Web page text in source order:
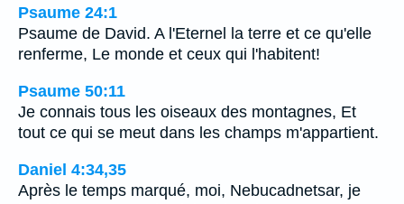
Psaume 24:1
Psaume de David. A l'Eternel la terre et ce qu'elle
renferme, Le monde et ceux qui l'habitent!
Psaume 50:11
Je connais tous les oiseaux des montagnes, Et
tout ce qui se meut dans les champs m'appartient.
Daniel 4:34,35
Après le temps marqué, moi, Nebucadnetsar, je